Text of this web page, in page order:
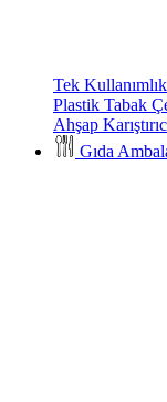
Tek
Plastik Tabak
Ahşap
Gıda